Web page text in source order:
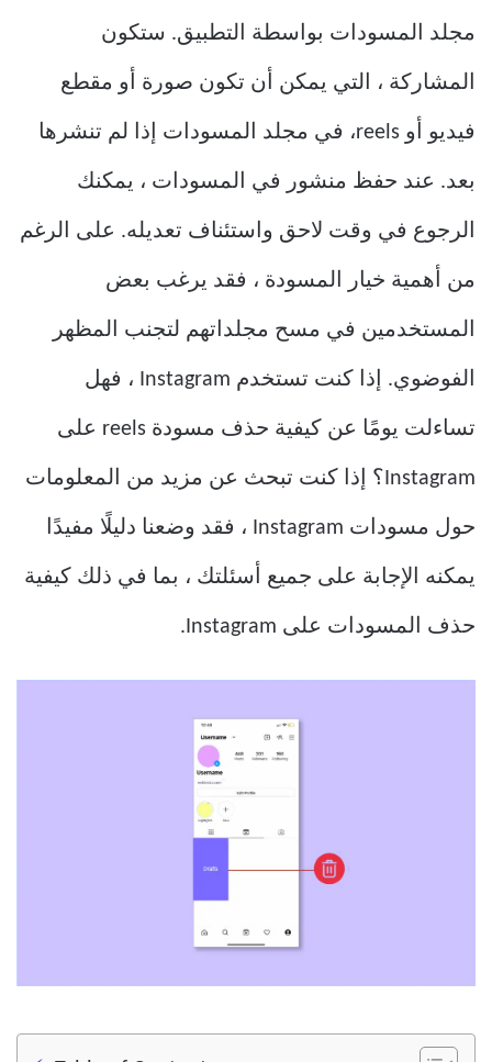
مجلد المسودات بواسطة التطبيق. ستكون
المشاركة ، التي يمكن أن تكون صورة أو مقطع
فيديو أو reels، في مجلد المسودات إذا لم تنشرها
بعد. عند حفظ منشور في المسودات ، يمكنك
الرجوع في وقت لاحق واستئناف تعديله. على الرغم
من أهمية خيار المسودة ، فقد يرغب بعض
المستخدمين في مسح مجلداتهم لتجنب المظهر
الفوضوي. إذا كنت تستخدم Instagram ، فهل
تساءلت يومًا عن كيفية حذف مسودة reels على
Instagram؟ إذا كنت تبحث عن مزيد من المعلومات
حول مسودات Instagram ، فقد وضعنا دليلًا مفيدًا
يمكنه الإجابة على جميع أسئلتك ، بما في ذلك كيفية
حذف المسودات على Instagram.